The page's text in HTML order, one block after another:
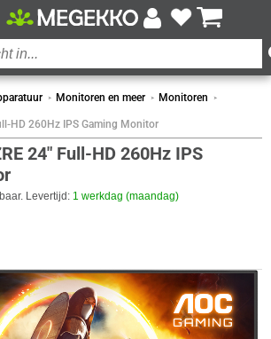
Monitoren en meer Monitoren
HD 260Hz IPS Gaming Monitor
24" Full-HD 260Hz IPS
Levertijd: 1 werkdag (maandag)
86,6 procent
✓︎